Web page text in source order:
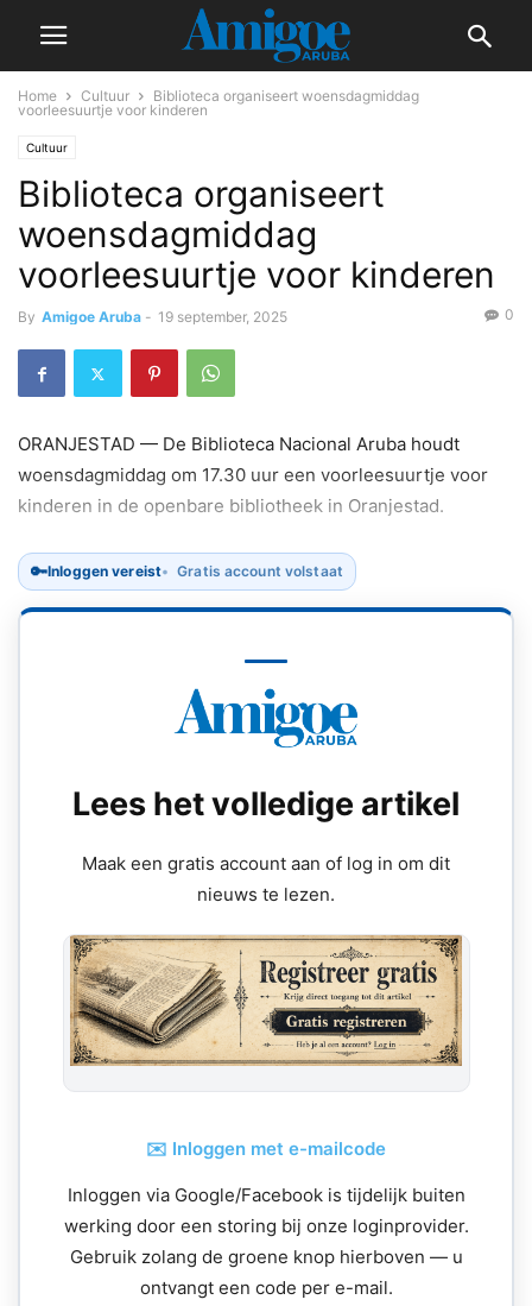
Home Cultuur
Biblioteca organiseert woensdagmiddag
voorleesuurtje voor kinderen
Cultuur
Biblioteca organiseert
woensdagmiddag
voorleesuurtje voor kinderen
By Amigoe Aruba - 19 september, 2025 0
ORANJESTAD — De Biblioteca Nacional Aruba houdt
woensdagmiddag om 17.30 uur een voorleesuurtje voor
kinderen in de openbare bibliotheek in Oranjestad.
🔑Inloggen vereist Gratis account volstaat
Lees het volledige artikel
Maak een gratis account aan of log in om dit
nieuws te lezen.
✉️ Inloggen met e-mailcode
Inloggen via Google/Facebook is tijdelijk buiten
werking door een storing bij onze loginprovider.
Gebruik zolang de groene knop hierboven — u
ontvangt een code per e-mail.